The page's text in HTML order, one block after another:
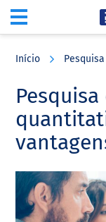
content
sidebar
Início